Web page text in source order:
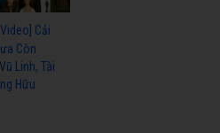
Video] Cải
Còn
Linh, Tài
Hữu